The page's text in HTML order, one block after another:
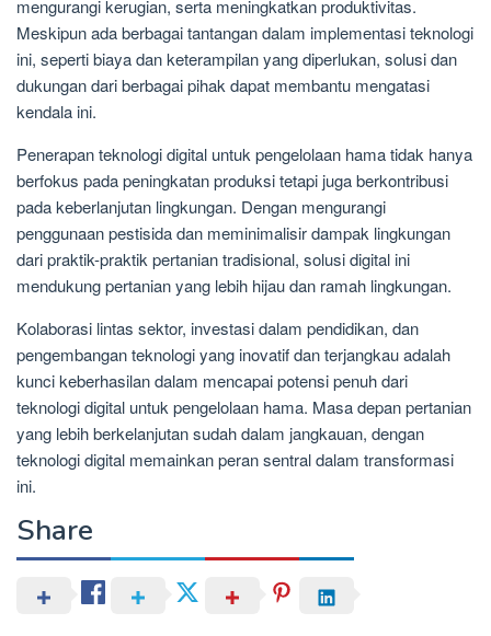
mengurangi kerugian, serta meningkatkan produktivitas.
Meskipun ada berbagai tantangan dalam implementasi teknologi
ini, seperti biaya dan keterampilan yang diperlukan, solusi dan
dukungan dari berbagai pihak dapat membantu mengatasi
kendala ini.
Penerapan teknologi digital untuk pengelolaan hama tidak hanya
berfokus pada peningkatan produksi tetapi juga berkontribusi
pada keberlanjutan lingkungan. Dengan mengurangi
penggunaan pestisida dan meminimalisir dampak lingkungan
dari praktik-praktik pertanian tradisional, solusi digital ini
mendukung pertanian yang lebih hijau dan ramah lingkungan.
Kolaborasi lintas sektor, investasi dalam pendidikan, dan
pengembangan teknologi yang inovatif dan terjangkau adalah
kunci keberhasilan dalam mencapai potensi penuh dari
teknologi digital untuk pengelolaan hama. Masa depan pertanian
yang lebih berkelanjutan sudah dalam jangkauan, dengan
teknologi digital memainkan peran sentral dalam transformasi
ini.
Share